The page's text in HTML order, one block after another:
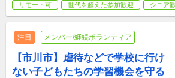
リモート可 世代を超えた参加歓迎 シニア
注目 メンバー/継続ボランティア
【市川市】虐待などで学校に行け
ない子どもたちの学習機会を守る